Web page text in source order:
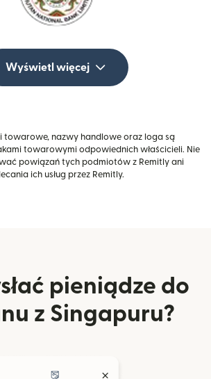
Wyświetl więcej
towarowe, nazwy handlowe oraz loga są
towarowymi odpowiednich właścicieli. Nie
powiązań tych podmiotów z Remitly ani
ich usług przez Remitly.
pieniądze do
z Singapuru?